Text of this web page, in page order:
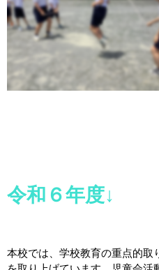
令和６年度↓
本校では、学校教育の重点的取